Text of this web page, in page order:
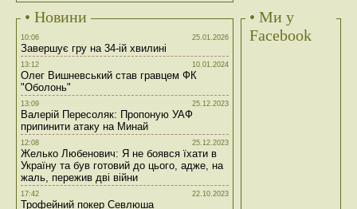
• Новини
10:06 25.01.2026
Завершує гру на 34-ій хвилині
13:12 10.01.2024
Олег Вишневський став гравцем ФК
"Оболонь"
13:09 25.12.2023
Валерій Пересоляк: Пропоную УАФ
припинити атаку на Минай
12:08 25.12.2023
Желько Любенович: Я не боявся їхати в
Україну та був готовий до цього, адже, на
жаль, пережив дві війни
17:42 22.10.2023
Трофейний покер Севлюша
• Ми у
Facebook